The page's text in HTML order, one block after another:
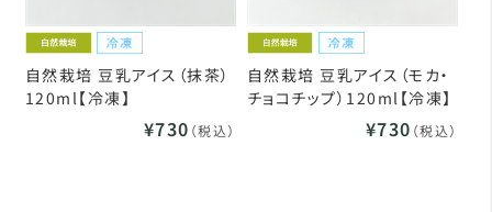
自然栽培 豆乳アイス（抹茶）
120ml【冷凍】
¥730 （税込）
自然栽培 豆乳アイス（モカ・
チョコチップ）120ml【冷凍】
¥730 （税込）